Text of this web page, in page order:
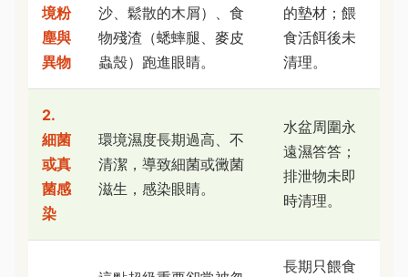
境粉
塵與
異物
沙、鬆散的木屑）、食
物殘渣（蟋蟀腿、麥皮
蟲殼）跑進眼睛。
的墊材；餵
食活餌後未
清理。
2.
細菌
或真
菌感
染
環境濕度長期過高、不
清潔，導致細菌或黴菌
滋生，感染眼睛。
水盆周圍永
遠濕答答；
排泄物未即
時清理。
長期只餵食